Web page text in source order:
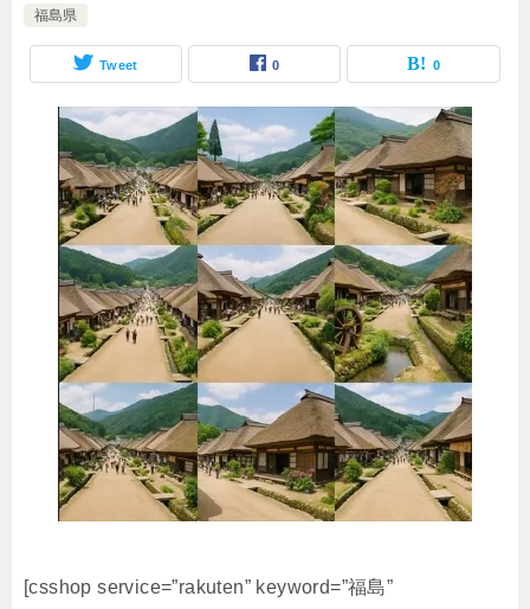
福島県
Tweet 0 0
[csshop service=”rakuten” keyword=”福島”